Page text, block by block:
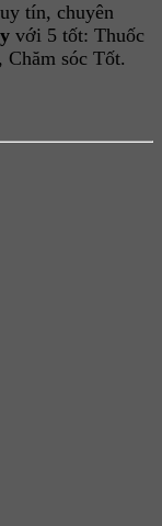
tín, chuyên
với 5 tốt: Thuốc
sóc Tốt.